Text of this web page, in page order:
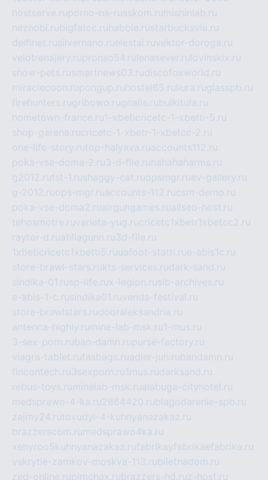
hostserve.ruporno-na-russkom.ru mishinlab.ru
neznobi.rubigfatcc.ru habble.rustarbucksvia.ru
delfinet.rusilvernano.ruelestal.ruvektor-doroga.ru
velotrenajery.rupronso54.ru lenasever.ru lovinskix.ru
show-pets.rusmartnews03.rudiscofoxworld.ru
miraclecoon.rupongup.ru hostel65.ru liura.ruglasspb.ru
firehunters.rugribowo.rugnalis.rubulkitula.ru
hometown-france.ru1-xbeticricetc-1-xbetti-5.ru
shop-garena.rucricetc-1-xbetr-1-xbetcc-2.ru
one-life-story.rutop-halyava.ruaccounts112.ru
poka-vse-doma-2.ru3-d-file.ru hahahaharms.ru
g2012.rutst-1.rushaggy-cat.ruopsmgr.ruev-gallery.ru
g-2012.ruops-mgr.ruaccounts-112.rucsm-demo.ru
poka-vse-doma2.ruairgungames.ruallseo-host.ru
tehosmotre.ruvarieta-yug.rucricetc1xbetr1xbetcc2.ru
raytor-d.ruatillagunn.ru3d-file.ru
1xbeticricetc1xbetti5.ruuafoot-statti.rue-abis1c.ru
store-brawl-stars.rukts-services.rudark-sand.ru
sindika-01.rusp-life.rux-legion.rusib-archives.ru
e-abis-1-c.rusindika01.ruvenda-festival.ru
store-brawlstars.rudooraleksandria.ru
antenna-highly.ru mine-lab-msk.ru1-mus.ru
3-sex-porn.ruban-damn.rupurse-factory.ru
viagra-tablet.rufasbags.ruadler-jun.rubandamn.ru
fincontech.ru3sexporn.ru1mus.rudarksand.ru
rebus-toys.ru minelab-msk.rualabuga-cityhotel.ru
medsprawo-4-ka.ru2864420.rublagodarenie-spb.ru
zajmy24.rutovudyi-4-kuhnyanazakaz.ru
brazzerscom.ru medsprawo4ka.ru
xehyroo5kuhnyanazakaz.rufabrikayfabrikaefabrika.ru
vskrytie-zamkov-moskva-113.rubiletnadom.ru
zed-online.rupimchax.rubrazzers-hd.ruz-host.ru